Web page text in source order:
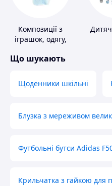
Композиції з
іграшок, одягу,
Що шукають
Щоденники шкільні
Блузка з мереживом
Футбольні бутси Adidas
Крильчатка з гайкою для